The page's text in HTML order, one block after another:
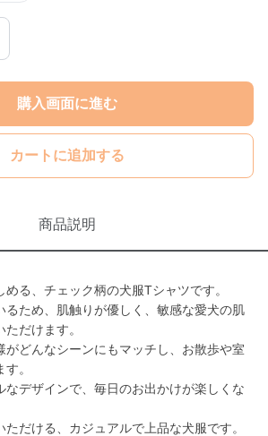
購入画面に進む
カートに追加する
商品説明
る、チェック柄の犬服Tシャツです。
るため、肌触りが優しく、敏感な愛犬の肌
だけます。
がどんなシーンにもマッチし、お散歩や室
。
なデザインで、毎日のお出かけが楽しくな
だける、カジュアルで上品な犬服です。